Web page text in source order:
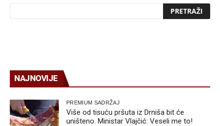
NAJNOVIJE
PREMIUM SADRŽAJ
Više od tisuću pršuta iz Drniša bit će
uništeno. Ministar Vlajčić: Veseli me to!